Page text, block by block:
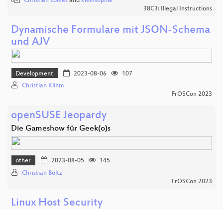
38C3: Illegal Instructions
Dynamische Formulare mit JSON-Schema
und AJV
Development 2023-08-06
107
Christian Klihm
FrOSCon 2023
openSUSE Jeopardy
Die Gameshow für Geek(o)s
other 2023-08-05
145
Christian Boltz
FrOSCon 2023
Linux Host Security